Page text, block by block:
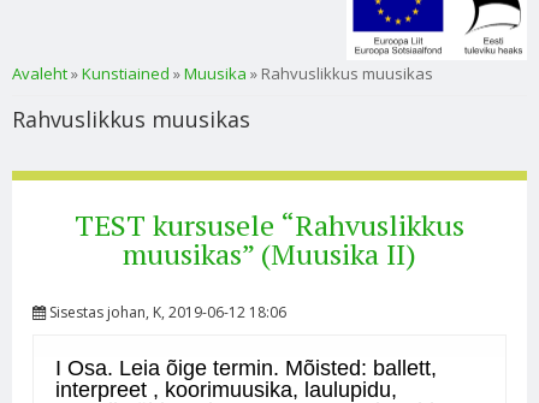
Sa oled siin
Avaleht»Kunstiained »Muusika » Rahvuslikkus muusikas
Rahvuslikkus muusikas
TEST kursusele “Rahvuslikkus
muusikas” (Muusika II)
Sisestas johan, K, 2019-06-12 18:06